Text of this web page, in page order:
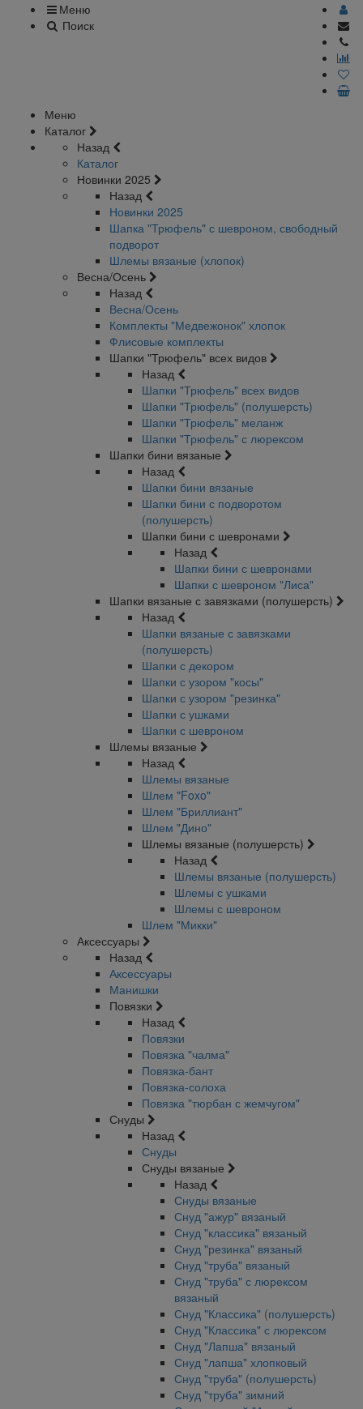
Меню
Поиск
Меню
Каталог
Назад
Каталог
Новинки 2025
Назад
Новинки 2025
Шапка "Трюфель" с шевроном, свободный
подворот
Шлемы вязаные (хлопок)
Весна/Осень
Назад
Весна/Осень
Комплекты "Медвежонок" хлопок
Флисовые комплекты
Шапки "Трюфель" всех видов
Назад
Шапки "Трюфель" всех видов
Шапки "Трюфель" (полушерсть)
Шапки "Трюфель" меланж
Шапки "Трюфель" с люрексом
Шапки бини вязаные
Назад
Шапки бини вязаные
Шапки бини с подворотом
(полушерсть)
Шапки бини с шевронами
Назад
Шапки бини с шевронами
Шапки с шевроном "Лиса"
Шапки вязаные с завязками (полушерсть)
Назад
Шапки вязаные с завязками
(полушерсть)
Шапки с декором
Шапки с узором "косы"
Шапки с узором "резинка"
Шапки с ушками
Шапки с шевроном
Шлемы вязаные
Назад
Шлемы вязаные
Шлем "Foxo"
Шлем "Бриллиант"
Шлем "Дино"
Шлемы вязаные (полушерсть)
Назад
Шлемы вязаные (полушерсть)
Шлемы с ушками
Шлемы с шевроном
Шлем "Микки"
Аксессуары
Назад
Аксессуары
Манишки
Повязки
Назад
Повязки
Повязка "чалма"
Повязка-бант
Повязка-солоха
Повязка "тюрбан с жемчугом"
Снуды
Назад
Снуды
Снуды вязаные
Назад
Снуды вязаные
Снуд "ажур" вязаный
Снуд "классика" вязаный
Снуд "резинка" вязаный
Снуд "труба" вязаный
Снуд "труба" с люрексом
вязаный
Снуд "Классика" (полушерсть)
Снуд "Классика" с люрексом
Снуд "Лапша" вязаный
Снуд "лапша" хлопковый
Снуд "труба" (полушерсть)
Снуд "труба" зимний